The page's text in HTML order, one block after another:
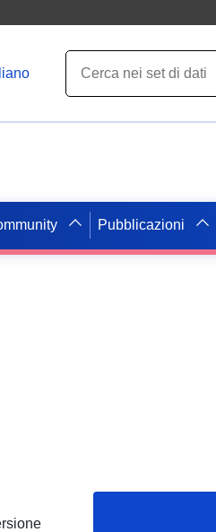
Pubblicazioni